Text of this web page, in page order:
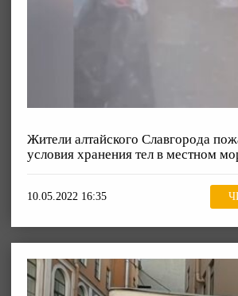
Жители алтайского Славгорода
условия хранения тел в местном
10.05.2022 16:35